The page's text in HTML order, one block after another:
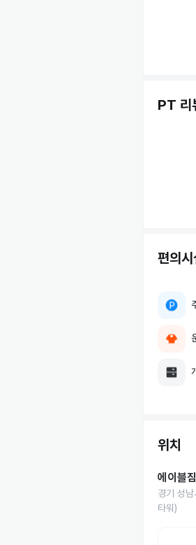
PT 리
편의
위치
에이블
경기 성
타워)